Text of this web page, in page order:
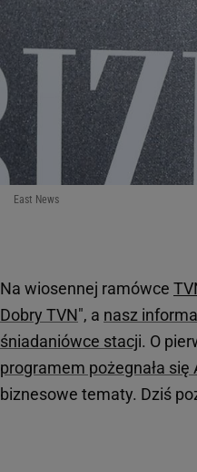
East News
Na wiosennej ramówce
Dobry TVN", a nasz
śniadaniówce stacji. O
programem pożegnała
biznesowe tematy. Dziś